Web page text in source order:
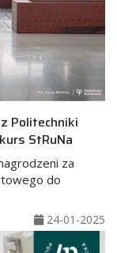
Politechniki
StRuNa
za
do
24-01-2025